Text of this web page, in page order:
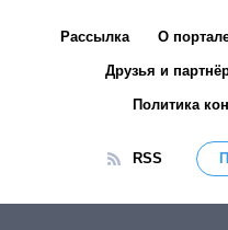
Рассылка О
Друзья и
Политика
RSS